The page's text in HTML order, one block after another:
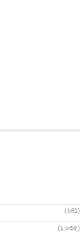
(641)
(1,035)